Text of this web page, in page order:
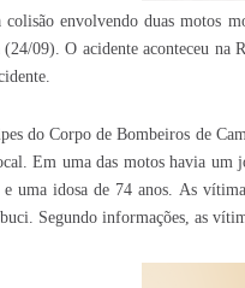
colisão envolvendo duas motos
09). O acidente aconteceu na
do Corpo de Bombeiros de
Em uma das motos havia um
e uma idosa de 74 anos. As
Segundo informações, as